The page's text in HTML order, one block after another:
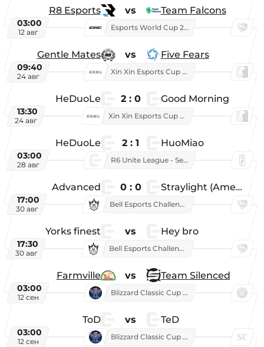
R8 Esports vs Team Falcons
03:00
12 авг
Esports World Cup 2026
Gentle Mates vs Five Fears
09:40
24 авг
Xin Xin Esports Cup 2025
HeDuoLe 2 : 0 Good Morning
13:30
24 авг
Xin Xin Esports Cup 2026
HeDuoLe 2 : 1 HuoMiao
03:00
28 авг
R6 Unite League - Season 1
Advanced 0 : 0 Straylight (American team)
17:00
30 авг
Bell Esports Challenge 2026
Yorks finest vs Hey bro
17:30
30 авг
Bell Esports Challenge 2026
Farmville vs Team Silenced
03:00
12 сен
Blizzard Classic Cup 2026
ToD vs TeD
03:00
12 сен
Blizzard Classic Cup 2026